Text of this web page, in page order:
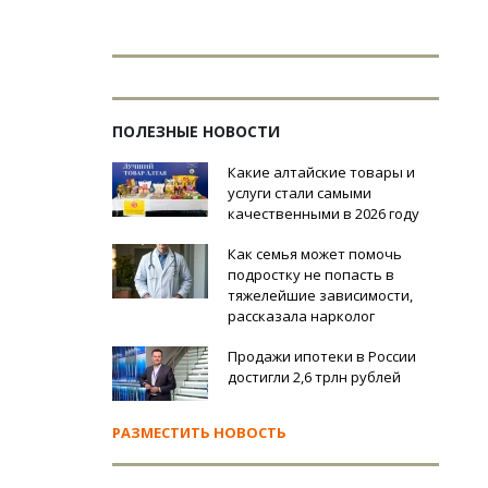
ПОЛЕЗНЫЕ НОВОСТИ
Какие алтайские товары и
услуги стали самыми
качественными в 2026 году
Как семья может помочь
подростку не попасть в
тяжелейшие зависимости,
рассказала нарколог
Продажи ипотеки в России
достигли 2,6 трлн рублей
РАЗМЕСТИТЬ НОВОСТЬ